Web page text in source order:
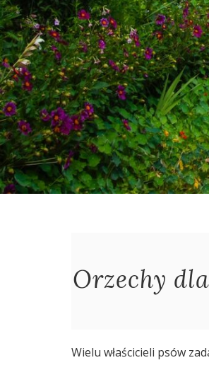
Orzechy
Wielu właścicieli psów